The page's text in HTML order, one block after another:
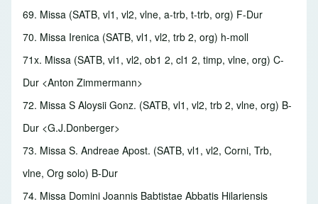
69. Missa (SATB, vl1, vl2, vlne, a-trb, t-trb, org) F-Dur
70. Missa Irenica (SATB, vl1, vl2, trb 2, org) h-moll
71x. Missa (SATB, vl1, vl2, ob1 2, cl1 2, timp, vlne, org) C-
Dur <Anton Zimmermann>
72. Missa S Aloysii Gonz. (SATB, vl1, vl2, trb 2, vlne, org) B-
Dur <G.J.Donberger>
73. Missa S. Andreae Apost. (SATB, vl1, vl2, Corni, Trb,
vlne, Org solo) B-Dur
74. Missa Domini Joannis Babtistae Abbatis Hilariensis